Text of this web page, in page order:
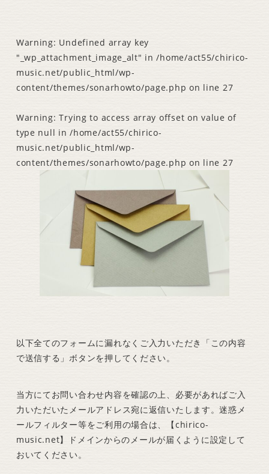
Warning: Undefined array key
"_wp_attachment_image_alt" in/home/act55/chirico-
music.net/public_html/wp-
content/themes/sonarhowto/page.php on line 27
Warning: Trying to access array offset on value of
type null in/home/act55/chirico-
music.net/public_html/wp-
content/themes/sonarhowto/page.php on line 27
以下全てのフォームに漏れなくご入力いただき「この内容
で送信する」ボタンを押してください。
当方にてお問い合わせ内容を確認の上、必要があればご入
力いただいたメールアドレス宛に返信いたします。迷惑メ
ールフィルター等をご利用の場合は、【chirico-
music.net】ドメインからのメールが届くように設定して
おいてください。